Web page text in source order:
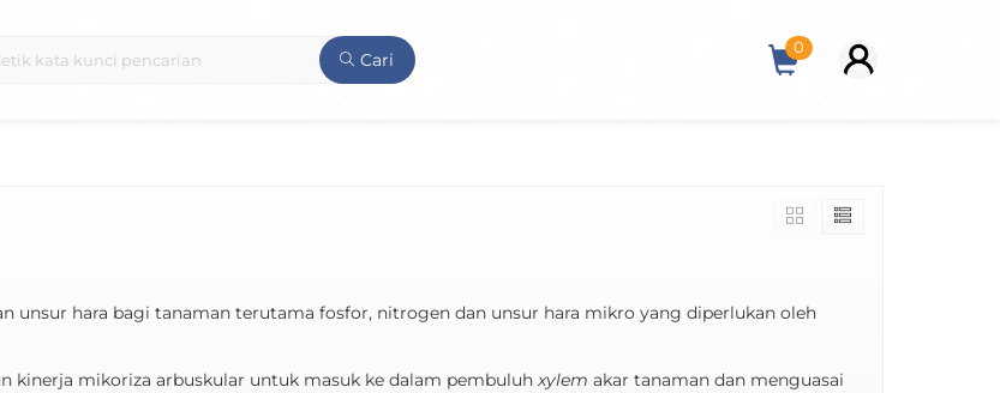
Cari
0
unsur hara bagi tanaman terutama fosfor, nitrogen dan unsur hara mikro yang diperlukan oleh
kinerja mikoriza arbuskular untuk masuk ke dalam pembuluhxylem akar tanaman dan menguasai